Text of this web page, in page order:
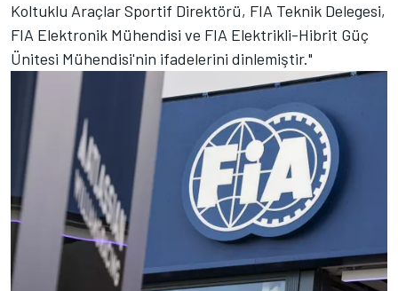
Koltuklu Araçlar Sportif Direktörü, FIA Teknik Delegesi,
FIA Elektronik Mühendisi ve FIA Elektrikli-Hibrit Güç
Ünitesi Mühendisi'nin ifadelerini dinlemiştir."